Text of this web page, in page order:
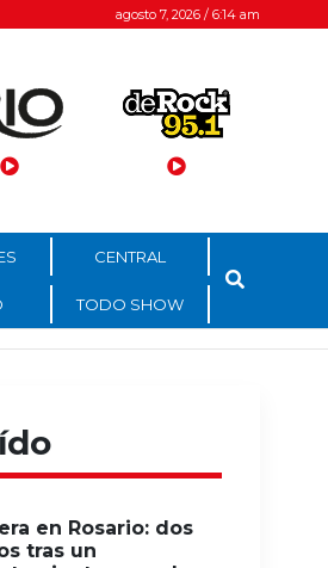
agosto 7, 2026 / 6:14 am
CENTRAL
TODO SHOW
en Rosario: dos
tras un